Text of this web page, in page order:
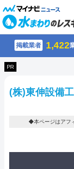
掲載業者 1,422
PR
(株)東伸設備
◆本ページはアフ